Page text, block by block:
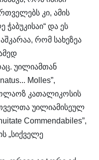
კი, ამის
და ეს
რომ სახეზეა
უილიამთან
Molles”,
კათალიკოსის
უილიამისეულ
Commendabiles”,
„სიქველე